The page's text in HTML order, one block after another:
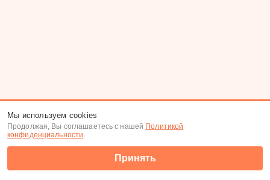
Мы используем cookies
Продолжая, Вы соглашаетесь с нашей Политикой
конфиденциальности.
Принять